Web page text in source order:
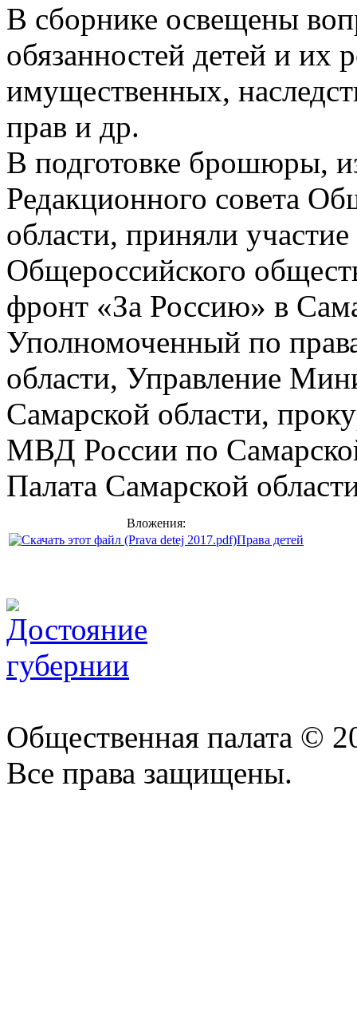
В сборнике освещены
обязанностей детей и их
имущественных,
прав и др.
В подготовке брошюры,
Редакционного совета
области, приняли
Общероссийского
фронт «За Россию» в
Уполномоченный по
области, Управление
Самарской области,
МВД России по
Палата Самарской
Вложения:
Права детей
Общественная палата ©
Все права защищены.